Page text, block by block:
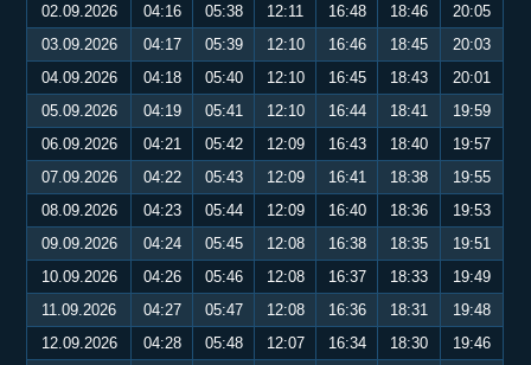
02.09.2026
04:16 05:38 12:11 16:48 18:46
20:05
03.09.2026
04:17 05:39 12:10 16:46 18:45
20:03
04.09.2026
04:18 05:40 12:10 16:45 18:43
20:01
05.09.2026
04:19 05:41 12:10 16:44 18:41
19:59
06.09.2026
04:21 05:42 12:09 16:43 18:40
19:57
07.09.2026
04:22 05:43 12:09 16:41 18:38
19:55
08.09.2026
04:23 05:44 12:09 16:40 18:36
19:53
09.09.2026
04:24 05:45 12:08 16:38 18:35
19:51
10.09.2026
04:26 05:46 12:08 16:37 18:33
19:49
11.09.2026
04:27 05:47 12:08 16:36 18:31
19:48
12.09.2026
04:28 05:48 12:07 16:34 18:30
19:46